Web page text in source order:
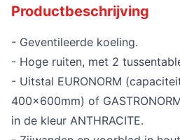
Productbeschrijving
- Geventileerde koeling.
- Hoge ruiten, met 2
- Uitstal EURONORM
400x600mm) of
in de kleur ANTHRACITE.